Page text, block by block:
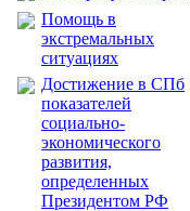
Помощь в
экстремальных
ситуациях
Достижение в СПб
показателей
социально-
экономического
развития,
определенных
Президентом РФ